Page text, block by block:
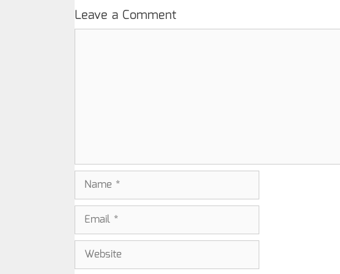
Leave a Comment
Name
Email
Website